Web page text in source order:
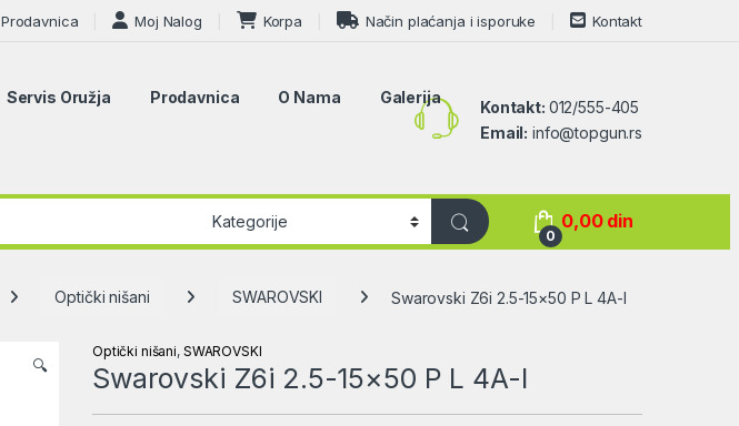
Prodavnica Moj Nalog Korpa Način plaćanja i isporuke Kontakt
Servis Oružja Prodavnica O Nama Galerija
Kontakt: 012/555-405
Email: info@topgun.rs
0
0,00 din
Optički nišani SWAROVSKI Swarovski Z6i 2.5-15×50 P L 4A-I
🔍
Optički nišani, SWAROVSKI
Swarovski Z6i 2.5-15×50 P L 4A-I